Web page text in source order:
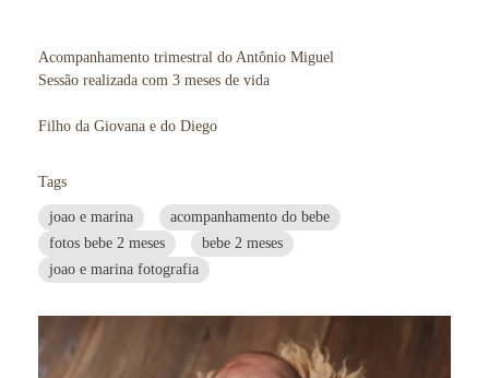
Acompanhamento trimestral do Antônio Miguel
Sessão realizada com 3 meses de vida
Filho da Giovana e do Diego
Tags
joao e marina
acompanhamento do bebe
fotos bebe 2 meses
bebe 2 meses
joao e marina fotografia